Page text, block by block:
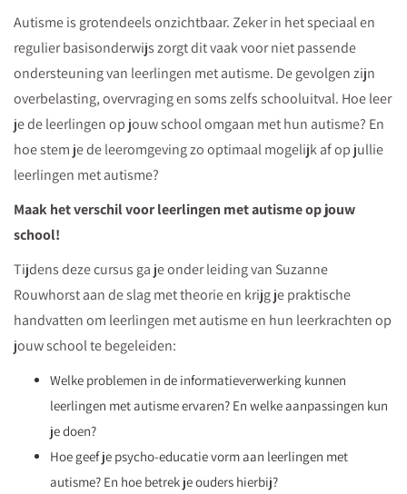
zich
ontwikkelen?
Lees
vijf
tips
van
Suzanne
Autisme is grotendeels onzichtbaar. Zeker in het speciaal en
regulier basisonderwijs zorgt dit vaak voor niet passende
ondersteuning van leerlingen met autisme. De gevolgen zijn
overbelasting, overvraging en soms zelfs schooluitval. Hoe leer
je de leerlingen op jouw school omgaan met hun autisme? En
hoe stem je de leeromgeving zo optimaal mogelijk af op jullie
leerlingen met autisme?
Maak het verschil voor leerlingen met autisme op jouw
school!
Tijdens deze cursus ga je onder leiding van Suzanne
Rouwhorst aan de slag met theorie en krijg je praktische
handvatten om leerlingen met autisme en hun leerkrachten op
jouw school te begeleiden:
Welke problemen in de informatieverwerking kunnen
leerlingen met autisme ervaren? En welke aanpassingen kun
je doen?
Hoe geef je psycho-educatie vorm aan leerlingen met
autisme? En hoe betrek je ouders hierbij?